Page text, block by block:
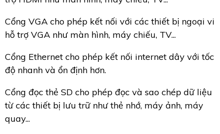
Cổng VGA cho phép kết nối với các thiết bị ngoại vi
hỗ trợ VGA như màn hình, máy chiếu, TV...
Cổng Ethernet cho phép kết nối internet dây với tốc
độ nhanh và ổn định hơn.
Cổng đọc thẻ SD cho phép đọc và sao chép dữ liệu
từ các thiết bị lưu trữ như thẻ nhớ, máy ảnh, máy
quay...